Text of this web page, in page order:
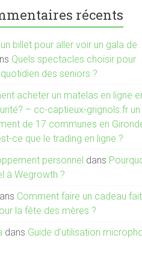
récents
billet pour aller voir un gala de
Quels spectacles choisir pour
des seniors ?
acheter un matelas en ligne
– cc-captieux-grignols.fr un
de 17 communes en
ce que le trading en ligne ?
personnel dans
à Wegrowth ?
Comment faire un cadeau fait
la fête des mères ?
dans Guide d’utilisation